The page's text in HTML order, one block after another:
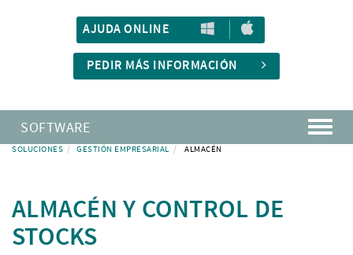
AJUDA ONLINE
PEDIR MÁS INFORMACIÓN
SOFTWARE
SOLUCIONES GESTIÓN EMPRESARIAL ALMACÉN
ALMACÉN Y CONTROL DE
STOCKS